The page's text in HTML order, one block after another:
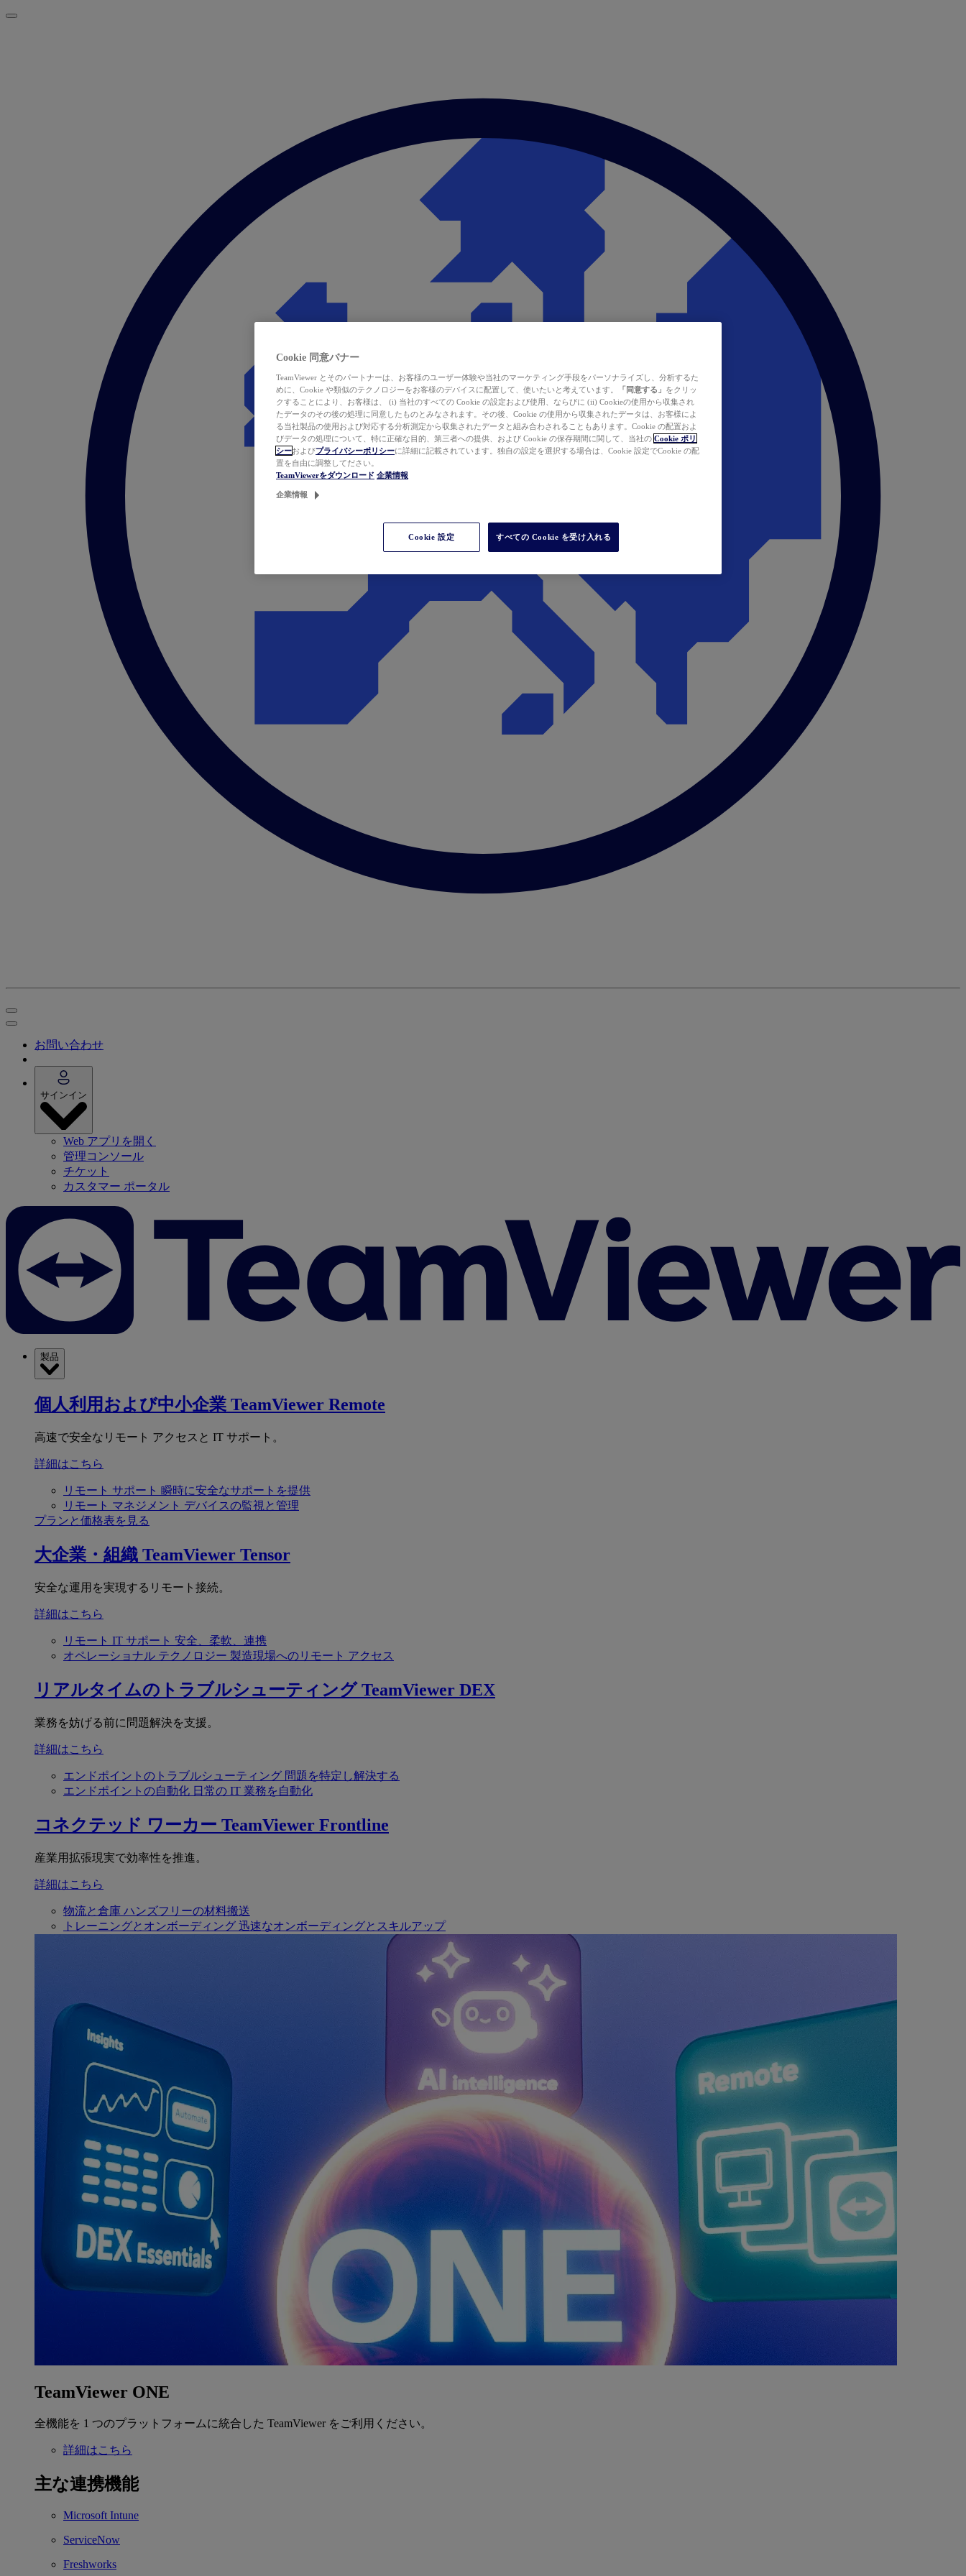
お問い合わせ
サインイン
Web アプリを開く
管理コンソール
チケット
カスタマー ポータル
製品
個人利用および中小企業 TeamViewer Remote
高速で安全なリモート アクセスと IT サポート。
詳細はこちら
リモート サポート 瞬時に安全なサポートを提供
リモート マネジメント デバイスの監視と管理
プランと価格表を見る
大企業・組織 TeamViewer Tensor
安全な運用を実現するリモート接続。
詳細はこちら
リモート IT サポート 安全、柔軟、連携
オペレーショナル テクノロジー 製造現場へのリモート アクセス
リアルタイムのトラブルシューティング TeamViewer DEX
業務を妨げる前に問題解決を支援。
詳細はこちら
エンドポイントのトラブルシューティング 問題を特定し解決する
エンドポイントの自動化 日常の IT 業務を自動化
コネクテッド ワーカー TeamViewer Frontline
産業用拡張現実で効率性を推進。
詳細はこちら
物流と倉庫 ハンズフリーの材料搬送
トレーニングとオンボーディング 迅速なオンボーディングとスキルアップ
TeamViewer ONE
全機能を 1 つのプラットフォームに統合した TeamViewer をご利用ください。
詳細はこちら
主な連携機能
Microsoft Intune
ServiceNow
Freshworks
Cookie 同意バナー
TeamViewer とそのパートナーは、お客様のユーザー体験や当社のマーケティング手段をパーソナライズし、分析するた
めに、Cookie や類似のテクノロジーをお客様のデバイスに配置して、使いたいと考えています。
「同意する」 をクリッ
クすることにより、お客様は、 (i) 当社のすべての Cookie の設定および使用、ならびに (ii) Cookieの使用から収集され
たデータのその後の処理に同意したものとみなされます。その後、Cookie の使用から収集されたデータは、お客様によ
る当社製品の使用および対応する分析測定から収集されたデータと組み合わされることもあります。Cookie の配置およ
びデータの処理について、特に正確な目的、第三者への提供、および Cookie の保存期間に関して、当社の Cookie ポリ
シーおよびプライバシーポリシーに詳細に記載されています。独自の設定を選択する場合は、Cookie 設定でCookie の配
置を自由に調整してださい。
TeamViewerをダウンロード 企業情報
企業情報
Cookie 設定 すべての Cookie を受け入れる